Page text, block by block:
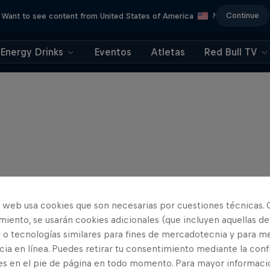
Want to see content from United States of America ? Continue
Energy Drinks Eventos Atletas Red Bull TV
web usa cookies que son necesarias por cuestiones técnicas.
se usarán cookies adicionales (que incluyen aquellas de
tecnologías similares para fines de mercadotecnia y para
en línea. Puedes retirar tu consentimiento mediante la
en el pie de página en todo momento. Para mayor